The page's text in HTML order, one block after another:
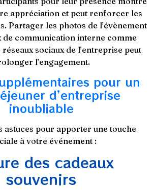
appréciation et peut renforcer les
Partager les photos de l’évènement
de communication interne comme
réseaux sociaux de l’entreprise peut
l’engagement.
pour un
d’entreprise
inoubliable
astuces pour apporter une touche
à votre événement :
des cadeaux
souvenirs